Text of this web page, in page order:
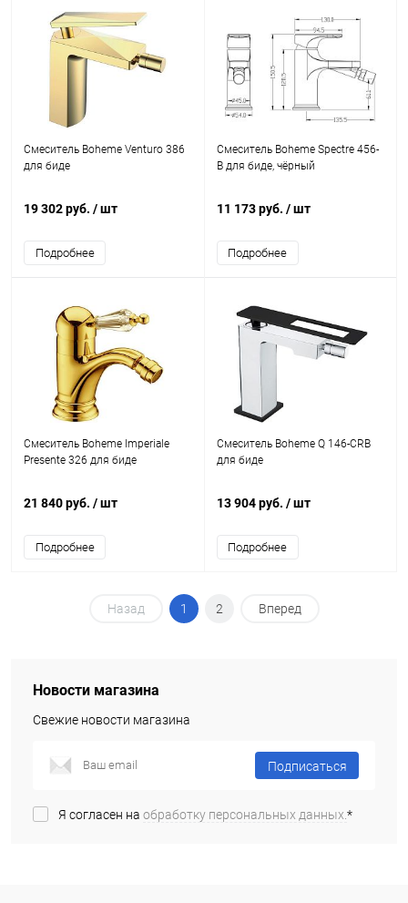
Смеситель Boheme Venturo 386
для биде
19 302 руб. / шт
Подробнее
Смеситель Boheme Spectre 456-
B для биде, чёрный
11 173 руб. / шт
Подробнее
Смеситель Boheme Imperiale
Presente 326 для биде
21 840 руб. / шт
Подробнее
Смеситель Boheme Q 146-CRB
для биде
13 904 руб. / шт
Подробнее
Назад 1 2 Вперед
Новости магазина
Свежие новости магазина
Подписаться
Я согласен на обработку персональных данных.*